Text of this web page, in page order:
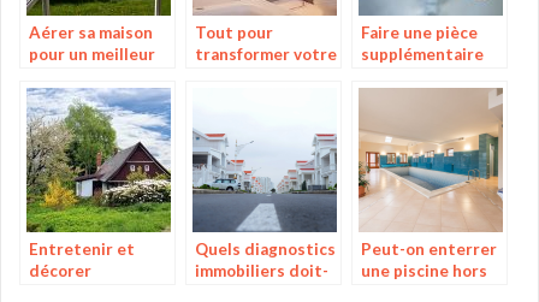
Aérer sa maison
pour un meilleur
Tout pour
transformer votre
Faire une pièce
supplémentaire
Entretenir et
décorer
Quels diagnostics
immobiliers doit-
Peut-on enterrer
une piscine hors